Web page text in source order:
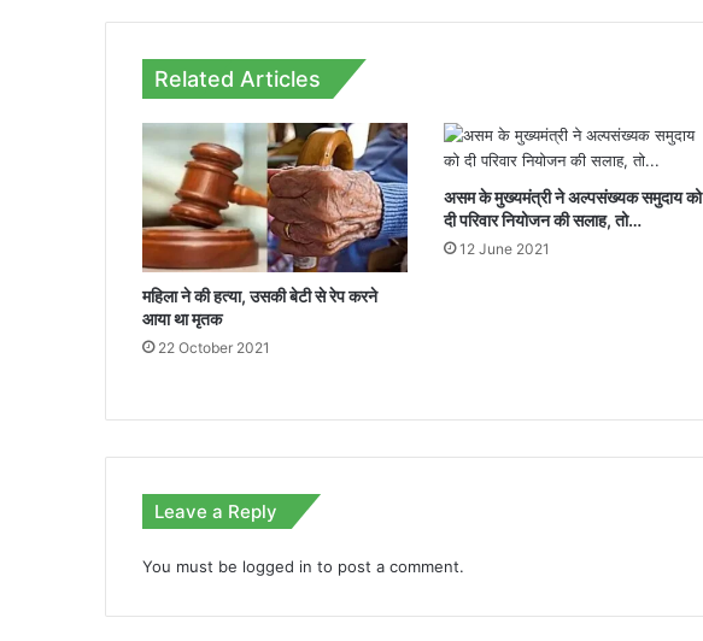
सख्त
निर्देश...
Related Articles
महिला ने की हत्‍या, उसकी बेटी से रेप करने
आया था मृतक
22 October 2021
असम के मुख्यमंत्री ने अल्पसंख्यक समुदाय को
दी परिवार नियोजन की सलाह, तो…
12 June 2021
Leave a Reply
You must be logged in to post a comment.